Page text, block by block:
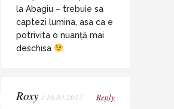
la Abagiu – trebuie sa
captezi lumina, asa ca e
potrivita o nuanță mai
deschisa
Roxy / 16.03.2017 Reply